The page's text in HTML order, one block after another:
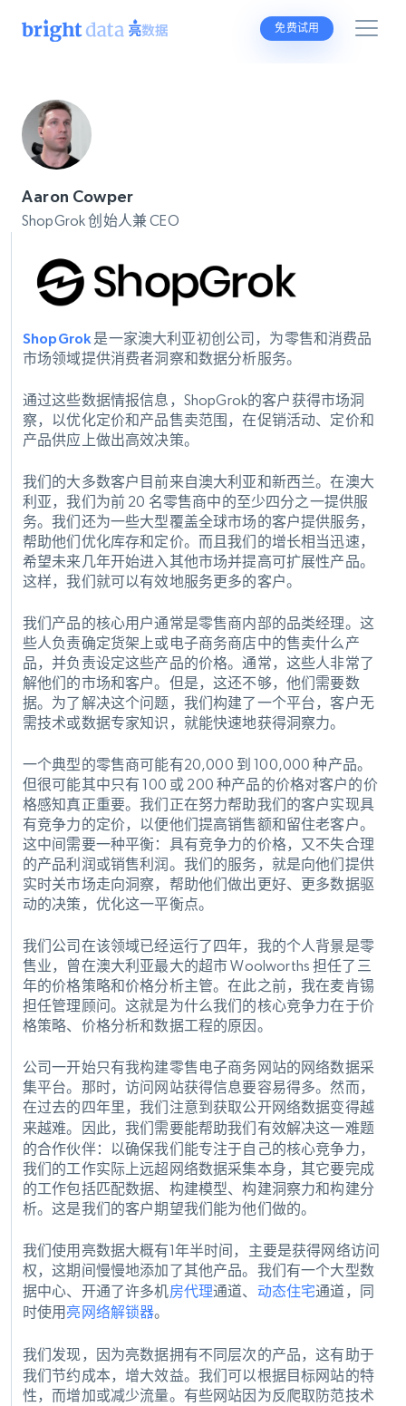
免费试用
Aaron Cowper
ShopGrok 创始人兼 CEO
ShopGrok是一家澳大利亚初创公司，为零售和消费品
市场领域提供消费者洞察和数据分析服务。
通过这些数据情报信息，ShopGrok的客户获得市场洞
察，以优化定价和产品售卖范围，在促销活动、定价和
产品供应上做出高效决策。
我们的大多数客户目前来自澳大利亚和新西兰。在澳大
利亚，我们为前 20 名零售商中的至少四分之一提供服
务。我们还为一些大型覆盖全球市场的客户提供服务，
帮助他们优化库存和定价。而且我们的增长相当迅速，
希望未来几年开始进入其他市场并提高可扩展性产品。
这样，我们就可以有效地服务更多的客户。
我们产品的核心用户通常是零售商内部的品类经理。这
些人负责确定货架上或电子商务商店中的售卖什么产
品，并负责设定这些产品的价格。通常，这些人非常了
解他们的市场和客户。但是，这还不够，他们需要数
据。为了解决这个问题，我们构建了一个平台，客户无
需技术或数据专家知识，就能快速地获得洞察力。
一个典型的零售商可能有20,000 到 100,000 种产品。
但很可能其中只有 100 或 200 种产品的价格对客户的价
格感知真正重要。我们正在努力帮助我们的客户实现具
有竞争力的定价，以便他们提高销售额和留住老客户。
这中间需要一种平衡：具有竞争力的价格，又不失合理
的产品利润或销售利润。我们的服务，就是向他们提供
实时关市场走向洞察，帮助他们做出更好、更多数据驱
动的决策，优化这一平衡点。
我们公司在该领域已经运行了四年，我的个人背景是零
售业，曾在澳大利亚最大的超市 Woolworths 担任了三
年的价格策略和价格分析主管。在此之前，我在麦肯锡
担任管理顾问。这就是为什么我们的核心竞争力在于价
格策略、价格分析和数据工程的原因。
公司一开始只有我构建零售电子商务网站的网络数据采
集平台。那时，访问网站获得信息要容易得多。然而，
在过去的四年里，我们注意到获取公开网络数据变得越
来越难。
因此，我们需要能帮助我们有效解决这一难题
的合作伙伴：以确保我们能专注于自己的核心竞争力，
我们的工作实际上远超网络数据采集本身，其它要完成
的工作包括匹配数据、构建模型、构建洞察力和构建分
析。这是我们的客户期望我们能为他们做的。
我们使用亮数据大概有1年半时间，主要是获得网络访问
权，这期间慢慢地添加了其他产品。我们有一个大型数
据中心、开通了许多机房代理通道、 动态住宅通道，同
时使用 亮网络解锁器。
我们发现，因为亮数据拥有不同层次的产品，这有助于
我们节约成本，增大效益。 我们可以根据目标网站的特
性，而增加或减少流量。有些网站因为反爬取防范技术